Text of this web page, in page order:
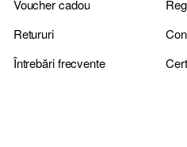
Voucher cadou
Retururi
Întrebări frecvente